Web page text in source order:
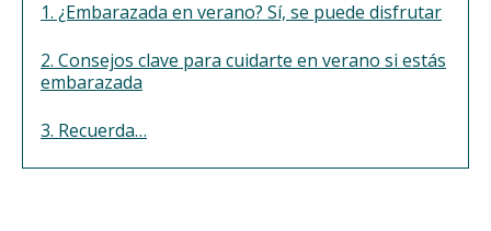
1. ¿Embarazada en verano? Sí, se puede disfrutar
2. Consejos clave para cuidarte en verano si estás
embarazada
3. Recuerda…